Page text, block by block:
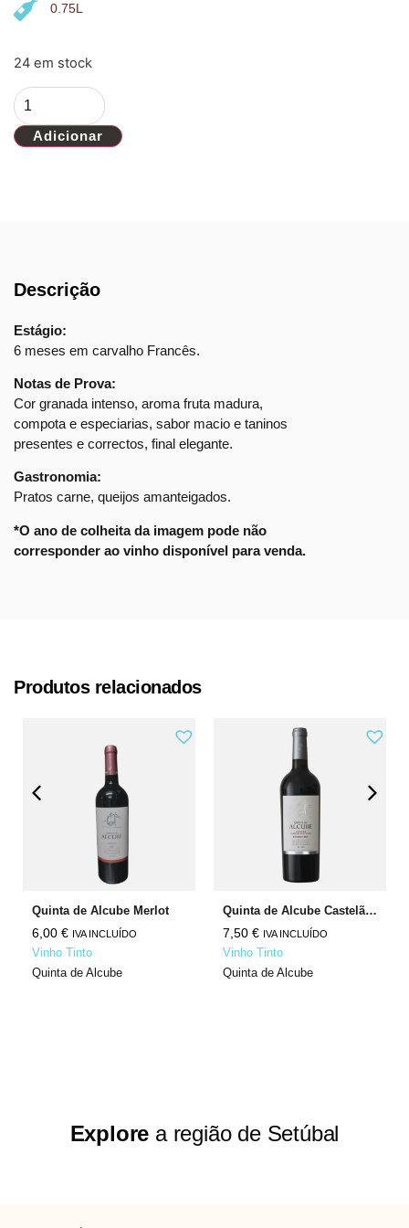
0.75L
24 em stock
Adicionar
Descrição
Estágio:
6 meses em carvalho Francês.
Notas de Prova:
Cor granada intenso, aroma fruta madura,
compota e especiarias, sabor macio e taninos
presentes e correctos, final elegante.
Gastronomia:
Pratos carne, queijos amanteigados.
*O ano de colheita da imagem pode não
corresponder ao vinho disponível para venda.
Produtos relacionados
Quinta de Alcube Merlot
6,00 € IVA INCLUÍDO
Vinho Tinto
Quinta de Alcube
Quinta de Alcube Castelão Cabernet Sauvignon
7,50 € IVA INCLUÍDO
Vinho Tinto
Quinta de Alcube
Explore a região de Setúbal